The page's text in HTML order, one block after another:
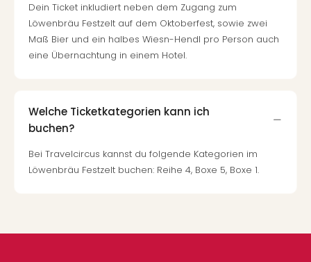
Dein Ticket inkludiert neben dem Zugang zum
Löwenbräu Festzelt auf dem Oktoberfest, sowie zwei
Maß Bier und ein halbes Wiesn-Hendl pro Person auch
eine Übernachtung in einem Hotel.
Welche Ticketkategorien kann ich
buchen?
Bei Travelcircus kannst du folgende Kategorien im
Löwenbräu Festzelt buchen: Reihe 4, Boxe 5, Boxe 1.